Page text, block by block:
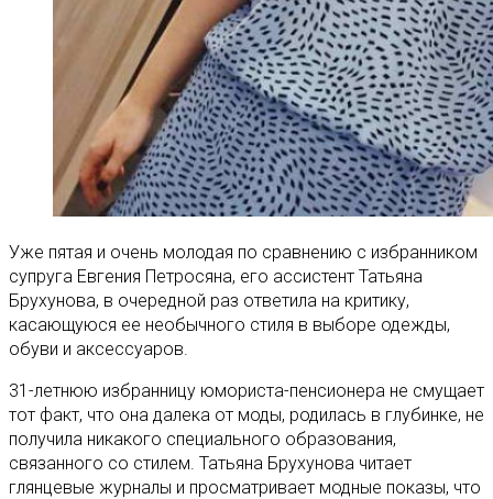
Уже пятая и очень молодая по сравнению с избранником
супруга Евгения Петросяна, его ассистент Татьяна
Брухунова, в очередной раз ответила на критику,
касающуюся ее необычного стиля в выборе одежды,
обуви и аксессуаров.
31-летнюю избранницу юмориста-пенсионера не смущает
тот факт, что она далека от моды, родилась в глубинке, не
получила никакого специального образования,
связанного со стилем. Татьяна Брухунова читает
глянцевые журналы и просматривает модные показы, что